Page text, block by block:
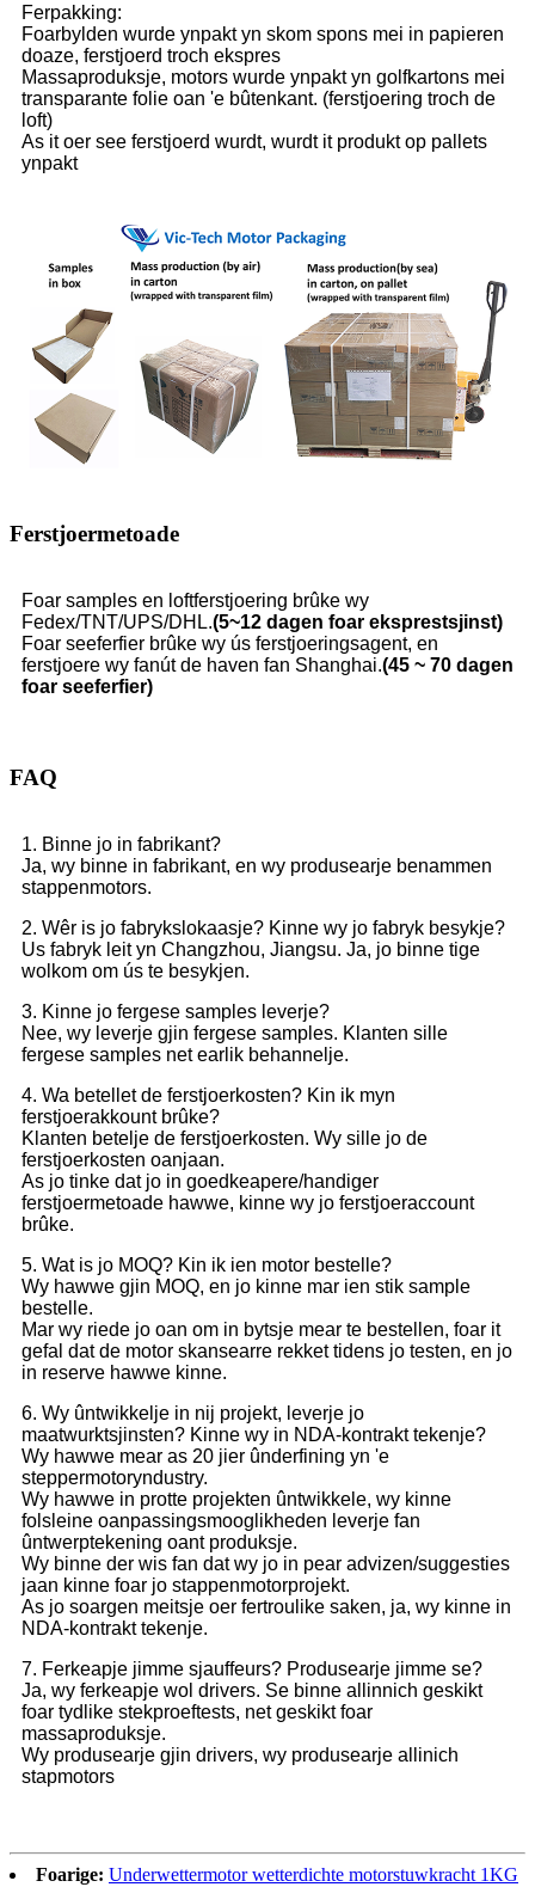
Ferpakking:
Foarbylden wurde ynpakt yn skom spons mei in papieren
doaze, ferstjoerd troch ekspres
Massaproduksje, motors wurde ynpakt yn golfkartons mei
transparante folie oan 'e bûtenkant. (ferstjoering troch de
loft)
As it oer see ferstjoerd wurdt, wurdt it produkt op pallets
ynpakt
Ferstjoermetoade
Foar samples en loftferstjoering brûke wy
Fedex/TNT/UPS/DHL.(5~12 dagen foar eksprestsjinst)
Foar seeferfier brûke wy ús ferstjoeringsagent, en
ferstjoere wy fanút de haven fan Shanghai.(45 ~ 70 dagen
foar seeferfier)
FAQ
1. Binne jo in fabrikant?
Ja, wy binne in fabrikant, en wy produsearje benammen
stappenmotors.
2. Wêr is jo fabrykslokaasje? Kinne wy ​​jo fabryk besykje?
Us fabryk leit yn Changzhou, Jiangsu. Ja, jo binne tige
wolkom om ús te besykjen.
3. Kinne jo fergese samples leverje?
Nee, wy leverje gjin fergese samples. Klanten sille
fergese samples net earlik behannelje.
4. Wa betellet de ferstjoerkosten? Kin ik myn
ferstjoerakkount brûke?
Klanten betelje de ferstjoerkosten. Wy sille jo de
ferstjoerkosten oanjaan.
As jo ​​tinke dat jo in goedkeapere/handiger
ferstjoermetoade hawwe, kinne wy ​​jo ferstjoeraccount
brûke.
5. Wat is jo MOQ? Kin ik ien motor bestelle?
Wy hawwe gjin MOQ, en jo kinne mar ien stik sample
bestelle.
Mar wy riede jo oan om in bytsje mear te bestellen, foar it
gefal dat de motor skansearre rekket tidens jo testen, en jo
in reserve hawwe kinne.
6. Wy ûntwikkelje in nij projekt, leverje jo
maatwurktsjinsten? Kinne wy ​​in NDA-kontrakt tekenje?
Wy hawwe mear as 20 jier ûnderfining yn 'e
steppermotoryndustry.
Wy hawwe in protte projekten ûntwikkele, wy kinne
folsleine oanpassingsmooglikheden leverje fan
ûntwerptekening oant produksje.
Wy binne der wis fan dat wy jo in pear advizen/suggesties
jaan kinne foar jo stappenmotorprojekt.
As jo ​​soargen meitsje oer fertroulike saken, ja, wy kinne in
NDA-kontrakt tekenje.
7. Ferkeapje jimme sjauffeurs? Produsearje jimme se?
Ja, wy ferkeapje wol drivers. Se binne allinnich geskikt
foar tydlike stekproeftests, net geskikt foar
massaproduksje.
Wy produsearje gjin drivers, wy produsearje allinich
stapmotors
Foarige: Underwettermotor wetterdichte motorstuwkracht 1KG